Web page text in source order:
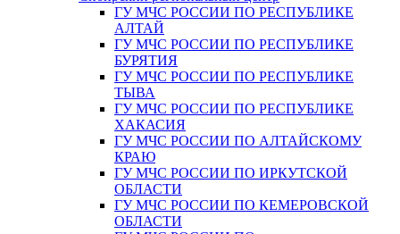
ГУ МЧС РОССИИ ПО РЕСПУБЛИКЕ
АЛТАЙ
ГУ МЧС РОССИИ ПО РЕСПУБЛИКЕ
БУРЯТИЯ
ГУ МЧС РОССИИ ПО РЕСПУБЛИКЕ
ТЫВА
ГУ МЧС РОССИИ ПО РЕСПУБЛИКЕ
ХАКАСИЯ
ГУ МЧС РОССИИ ПО АЛТАЙСКОМУ
КРАЮ
ГУ МЧС РОССИИ ПО ИРКУТСКОЙ
ОБЛАСТИ
ГУ МЧС РОССИИ ПО КЕМЕРОВСКОЙ
ОБЛАСТИ